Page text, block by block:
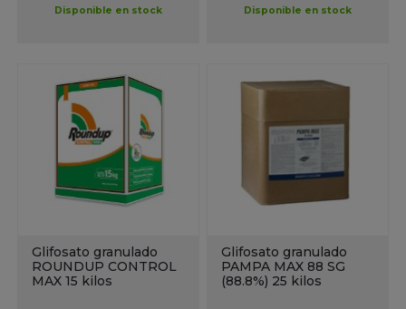
Disponible en stock Disponible en stock
Glifosato granulado
ROUNDUP CONTROL
MAX 15 kilos
Glifosato granulado
PAMPA MAX 88 SG
(88.8%) 25 kilos